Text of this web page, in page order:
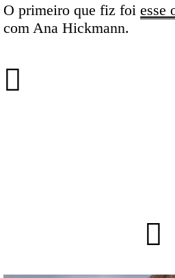
O primeiro que fiz foiesse
com Ana Hickmann.
︎
︎